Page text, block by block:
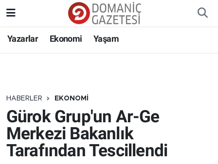
Yazarlar Ekonomi Yaşam
HABERLER EKONOMI
Gürok Grup'un Ar-Ge
Merkezi Bakanlık
Tarafından Tescillendi